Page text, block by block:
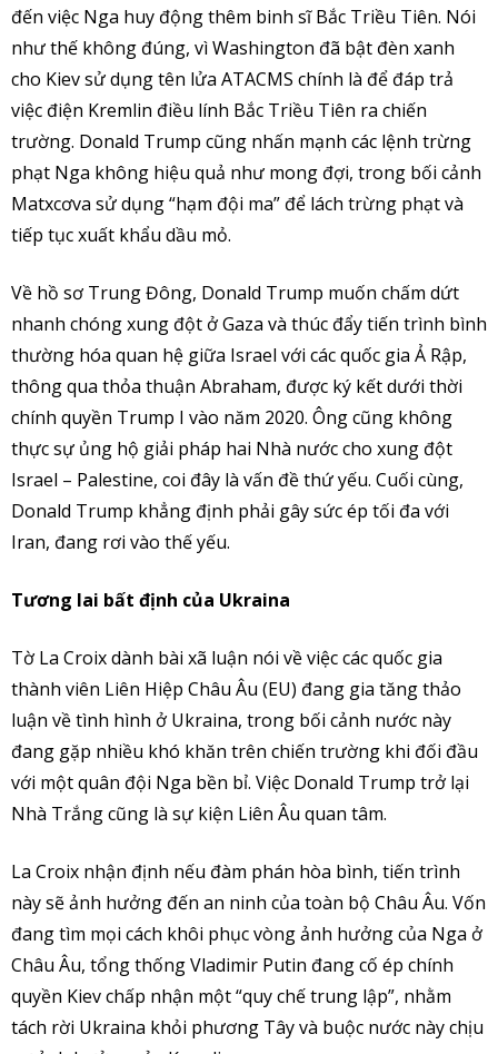
đến việc Nga huy động thêm binh sĩ Bắc Triều Tiên. Nói
như thế không đúng, vì Washington đã bật đèn xanh
cho Kiev sử dụng tên lửa ATACMS chính là để đáp trả
việc điện Kremlin điều lính Bắc Triều Tiên ra chiến
trường. Donald Trump cũng nhấn mạnh các lệnh trừng
phạt Nga không hiệu quả như mong đợi, trong bối cảnh
Matxcơva sử dụng “hạm đội ma” để lách trừng phạt và
tiếp tục xuất khẩu dầu mỏ.
Về hồ sơ Trung Đông, Donald Trump muốn chấm dứt
nhanh chóng xung đột ở Gaza và thúc đẩy tiến trình bình
thường hóa quan hệ giữa Israel với các quốc gia Ả Rập,
thông qua thỏa thuận Abraham, được ký kết dưới thời
chính quyền Trump I vào năm 2020. Ông cũng không
thực sự ủng hộ giải pháp hai Nhà nước cho xung đột
Israel – Palestine, coi đây là vấn đề thứ yếu. Cuối cùng,
Donald Trump khẳng định phải gây sức ép tối đa với
Iran, đang rơi vào thế yếu.
Tương lai bất định của Ukraina
Tờ La Croix dành bài xã luận nói về việc các quốc gia
thành viên Liên Hiệp Châu Âu (EU) đang gia tăng thảo
luận về tình hình ở Ukraina, trong bối cảnh nước này
đang gặp nhiều khó khăn trên chiến trường khi đối đầu
với một quân đội Nga bền bỉ. Việc Donald Trump trở lại
Nhà Trắng cũng là sự kiện Liên Âu quan tâm.
La Croix nhận định nếu đàm phán hòa bình, tiến trình
này sẽ ảnh hưởng đến an ninh của toàn bộ Châu Âu. Vốn
đang tìm mọi cách khôi phục vòng ảnh hưởng của Nga ở
Châu Âu, tổng thống Vladimir Putin đang cố ép chính
quyền Kiev chấp nhận một “quy chế trung lập”, nhằm
tách rời Ukraina khỏi phương Tây và buộc nước này chịu